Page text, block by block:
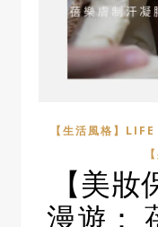
【生活風格】
【美
漫遊：